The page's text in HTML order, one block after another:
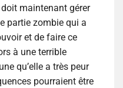
maintenant gérer
partie zombie qui a
et de faire ce
à une terrible
qu’elle a très peur
pourraient être